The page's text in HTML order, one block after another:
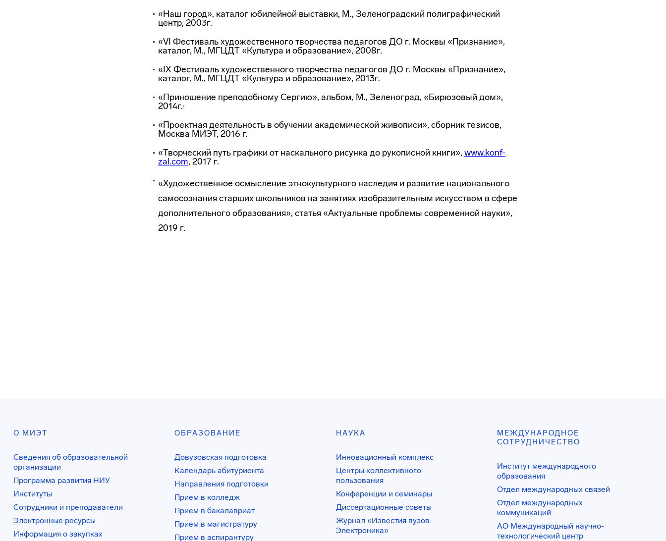
«Наш город», каталог юбилейной выставки, М., Зеленоградский полиграфический
центр, 2003г.
«VI Фестиваль художественного творчества педагогов ДО г. Москвы «Признание»,
каталог, М., МГЦДТ «Культура и образование», 2008г.
«IX Фестиваль художественного творчества педагогов ДО г. Москвы «Признание»,
каталог, М., МГЦДТ «Культура и образование», 2013г.
«Приношение преподобному Сергию», альбом, М., Зеленоград, «Бирюзовый дом»,
2014г.·
«Проектная деятельность в обучении академической живописи», сборник тезисов,
Москва МИЭТ, 2016 г.
«Творческий путь графики от наскального рисунка до рукописной книги», www.konf-
zal.com, 2017 г.
«Художественное осмысление этнокультурного наследия и развитие национального
самосознания старших школьников на занятиях изобразительным искусством в сфере
дополнительного образования», статья «Актуальные проблемы современной науки»,
2019 г.
О МИЭТ
Сведения об образовательной
организации
Программа развития НИУ
Институты
Сотрудники и преподаватели
Электронные ресурсы
Информация о закупках
ОБРАЗОВАНИЕ
Довузовская подготовка
Календарь абитуриента
Направления подготовки
Прием в колледж
Прием в бакалавриат
Прием в магистратуру
Прием в аспирантуру
НАУКА
Инновационный комплекс
Центры коллективного
пользования
Конференции и семинары
Диссертационные советы
Журнал «Известия вузов.
Электроника»
МЕЖДУНАРОДНОЕ
СОТРУДНИЧЕСТВО
Институт международного
образования
Отдел международных связей
Отдел международных
коммуникаций
АО Международный научно-
технологический центр